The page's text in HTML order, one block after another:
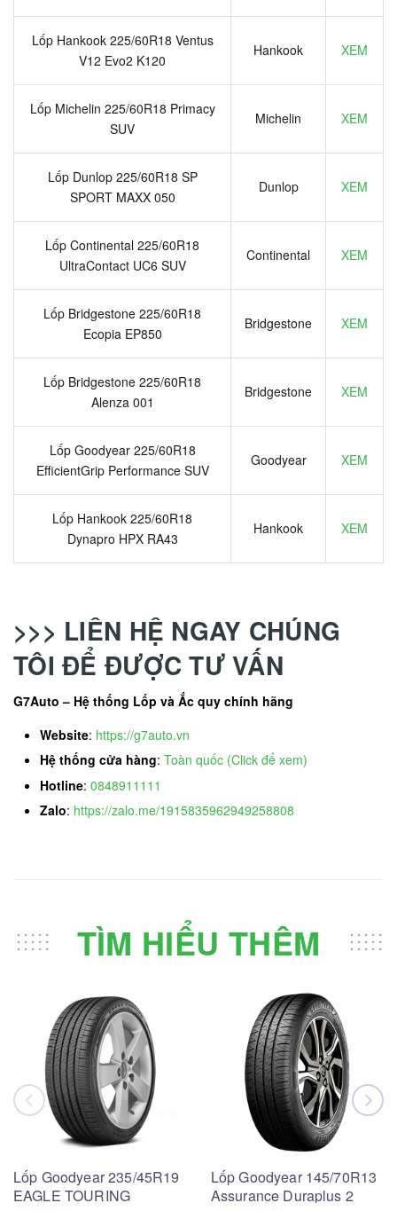
Lốp Hankook 225/60R18 Ventus
V12 Evo2 K120
Hankook XEM
Lốp Michelin 225/60R18 Primacy
SUV
Michelin XEM
Lốp Dunlop 225/60R18 SP
SPORT MAXX 050
Dunlop XEM
Lốp Continental 225/60R18
UltraContact UC6 SUV
Continental XEM
Lốp Bridgestone 225/60R18
Ecopia EP850
Bridgestone XEM
Lốp Bridgestone 225/60R18
Alenza 001
Bridgestone XEM
Lốp Goodyear 225/60R18
EfficientGrip Performance SUV
Goodyear XEM
Lốp Hankook 225/60R18
Dynapro HPX RA43
Hankook XEM
>>> LIÊN HỆ NGAY CHÚNG
TÔI ĐỂ ĐƯỢC TƯ VẤN
G7Auto – Hệ thống Lốp và Ắc quy chính hãng
Website: https://g7auto.vn
Hệ thống cửa hàng: Toàn quốc (Click để xem)
Hotline: 0848911111
Zalo: https://zalo.me/1915835962949258808
TÌM HIỂU THÊM
Lốp Goodyear 235/45R19
EAGLE TOURING
Lốp Goodyear 145/70R13
Assurance Duraplus 2